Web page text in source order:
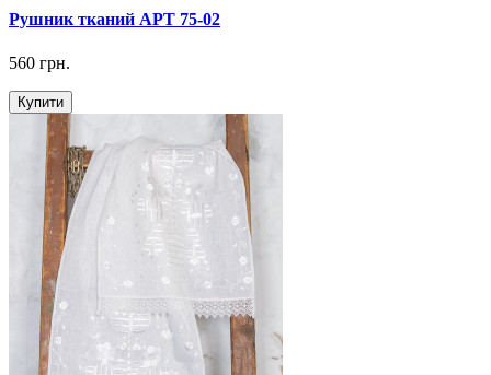
Рушник тканий АРТ 75-02
560 грн.
Купити